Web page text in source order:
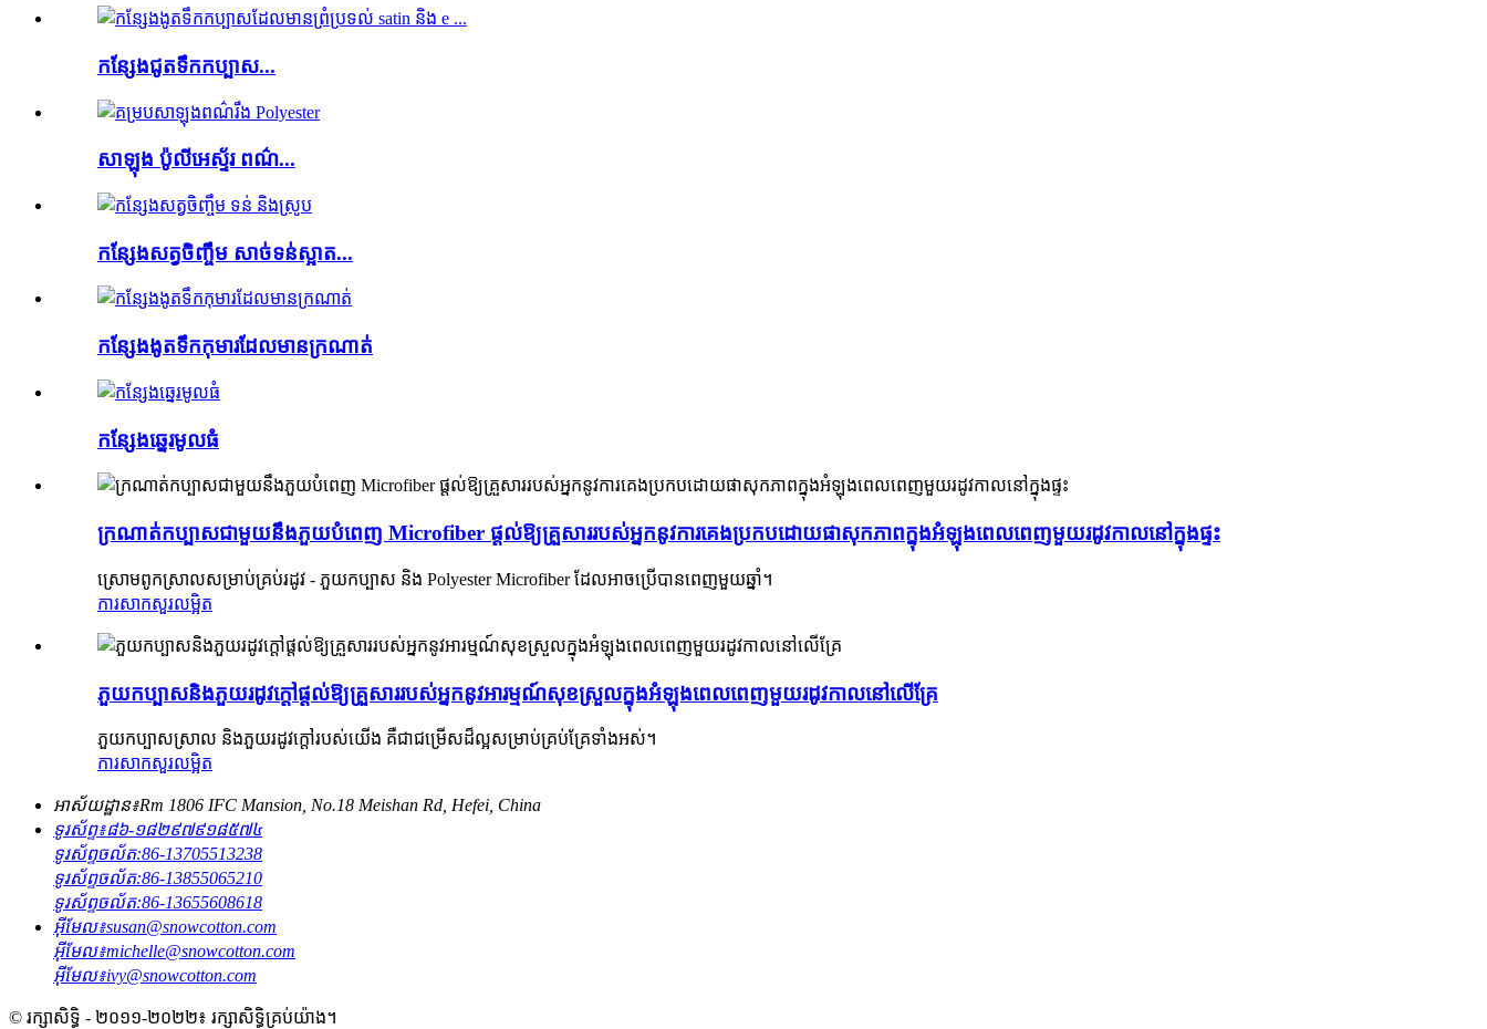
កន្សែង​ជូត​ទឹក​កប្បាស​...
សាឡុង ប៉ូលីអេស្ទ័រ ពណ៌...
កន្សែងសត្វចិញ្ចឹម សាច់ទន់ស្អាត...
កន្សែងងូតទឹកកុមារដែលមានក្រណាត់
កន្សែងឆ្នេរមូលធំ
ក្រណាត់កប្បាសជាមួយនឹងភួយបំពេញ Microfiber ផ្តល់ឱ្យគ្រួសាររបស់អ្នកនូវការគេងប្រកបដោយផាសុកភាពក្នុងអំឡុងពេលពេញមួយរដូវកាលនៅក្នុងផ្ទះ
ស្រោមពូកស្រាលសម្រាប់គ្រប់រដូវ - ភួយកប្បាស និង Polyester Microfiber ដែលអាចប្រើបានពេញមួយឆ្នាំ។
ការសាកសួរលម្អិត
ភួយកប្បាសនិងភួយរដូវក្តៅផ្តល់ឱ្យគ្រួសាររបស់អ្នកនូវអារម្មណ៍សុខស្រួលក្នុងអំឡុងពេលពេញមួយរដូវកាលនៅលើគ្រែ
ភួយកប្បាសស្រាល និងភួយរដូវក្តៅរបស់យើង គឺជាជម្រើសដ៏ល្អសម្រាប់គ្រប់គ្រែទាំងអស់។
ការសាកសួរលម្អិត
អាស័យដ្ឋាន៖Rm 1806 IFC Mansion, No.18 Meishan Rd, Hefei, China
ទូរស័ព្ទ៖៨៦-១៨២៩៧៩១៨៥៧៤
ទូរស័ព្ទចល័ត:86-13705513238
ទូរស័ព្ទចល័ត:86-13855065210
ទូរស័ព្ទចល័ត:86-13655608618
អ៊ីមែល៖susan@snowcotton.com
អ៊ីមែល៖michelle@snowcotton.com
អ៊ីមែល៖ivy@snowcotton.com
© រក្សាសិទ្ធិ - ២០១១-២០២២៖ រក្សាសិទ្ធិគ្រប់យ៉ាង។